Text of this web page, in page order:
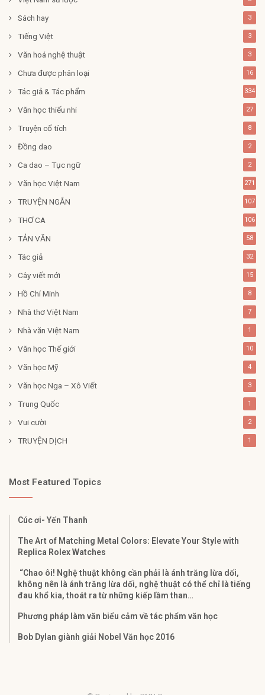
Sách hay 3
Tiếng Việt 3
Văn hoá nghệ thuật 3
Chưa được phân loại 16
Tác giả & Tác phẩm 334
Văn học thiếu nhi 27
Truyện cổ tích 8
Đồng dao 2
Ca dao – Tục ngữ 2
Văn học Việt Nam 271
TRUYỆN NGẮN 107
THƠ CA 106
TẢN VĂN 58
Tác giả 32
Cây viết mới 15
Hồ Chí Minh 8
Nhà thơ Việt Nam 7
Nhà văn Việt Nam 1
Văn học Thế giới 10
Văn học Mỹ 4
Văn học Nga – Xô Viết 3
Trung Quốc 1
Vui cười 2
TRUYỆN DỊCH 1
Most Featured Topics
Cúc ơi- Yến Thanh
The Art of Matching Metal Colors: Elevate Your Style with
Replica Rolex Watches
“Chao ôi! Nghệ thuật không cần phải là ánh trăng lừa dối,
không nên là ánh trăng lừa dối, nghệ thuật có thể chỉ là tiếng
đau khổ kia, thoát ra từ những kiếp lầm than…
Phương pháp làm văn biểu cảm về tác phẩm văn học
Bob Dylan giành giải Nobel Văn học 2016